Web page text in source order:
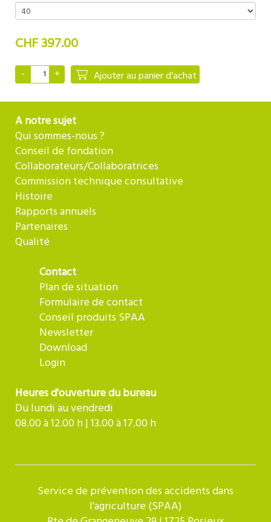
CHF 397.00
Ajouter au panier d'achat
A notre sujet
Qui sommes-nous ?
Conseil de fondation
Collaborateurs/Collaboratrices
Commission technique consultative
Histoire
Rapports annuels
Partenaires
Qualité
Contact
Plan de situation
Formulaire de contact
Conseil produits SPAA
Newsletter
Download
Login
Heures d'ouverture du bureau
Du lundi au vendredi
08.00 à 12.00 h | 13.00 à 17.00 h
Service de prévention des accidents dans
l'agriculture (SPAA)